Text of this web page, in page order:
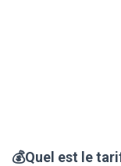
💰Quel est le